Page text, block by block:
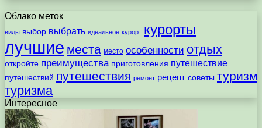
Облако меток
виды выбор выбрать идеальное курорт курорты
лучшие места место особенности отдых
откройте преимущества приготовления путешествие
путешествий путешествия ремонт рецепт советы туризм
туризма
Интересное